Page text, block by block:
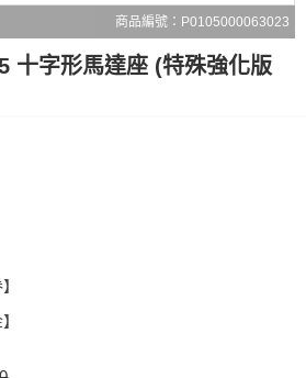
商品編號：P0105000063023
十字形馬達座 (特殊強化版